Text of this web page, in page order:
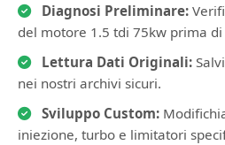
Diagnosi Preliminare:
del motore 1.5 tdi 75kw prima
Lettura Dati Originali:
nei nostri archivi sicuri.
Sviluppo Custom:
iniezione, turbo e limitatori